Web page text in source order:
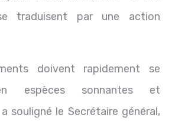
traduisent par une action
doivent rapidement se
espèces sonnantes et
souligné le Secrétaire général,